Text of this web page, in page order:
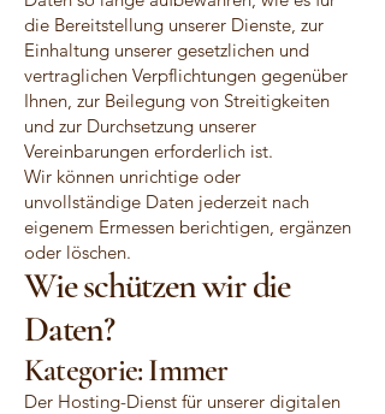
die Bereitstellung unserer Dienste, zur
Einhaltung unserer gesetzlichen und
vertraglichen Verpflichtungen gegenüber
Ihnen, zur Beilegung von Streitigkeiten
und zur Durchsetzung unserer
Vereinbarungen erforderlich ist.
Wir können unrichtige oder
unvollständige Daten jederzeit nach
eigenem Ermessen berichtigen, ergänzen
oder löschen.
Wie schützen wir die
Daten?
Kategorie: Immer
Der Hosting-Dienst für unserer digitalen